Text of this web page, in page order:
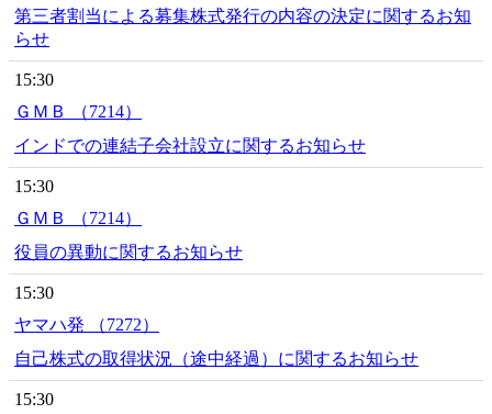
第三者割当による募集株式発行の内容の決定に関するお知
らせ
15:30
ＧＭＢ （7214）
インドでの連結子会社設立に関するお知らせ
15:30
ＧＭＢ （7214）
役員の異動に関するお知らせ
15:30
ヤマハ発 （7272）
自己株式の取得状況（途中経過）に関するお知らせ
15:30